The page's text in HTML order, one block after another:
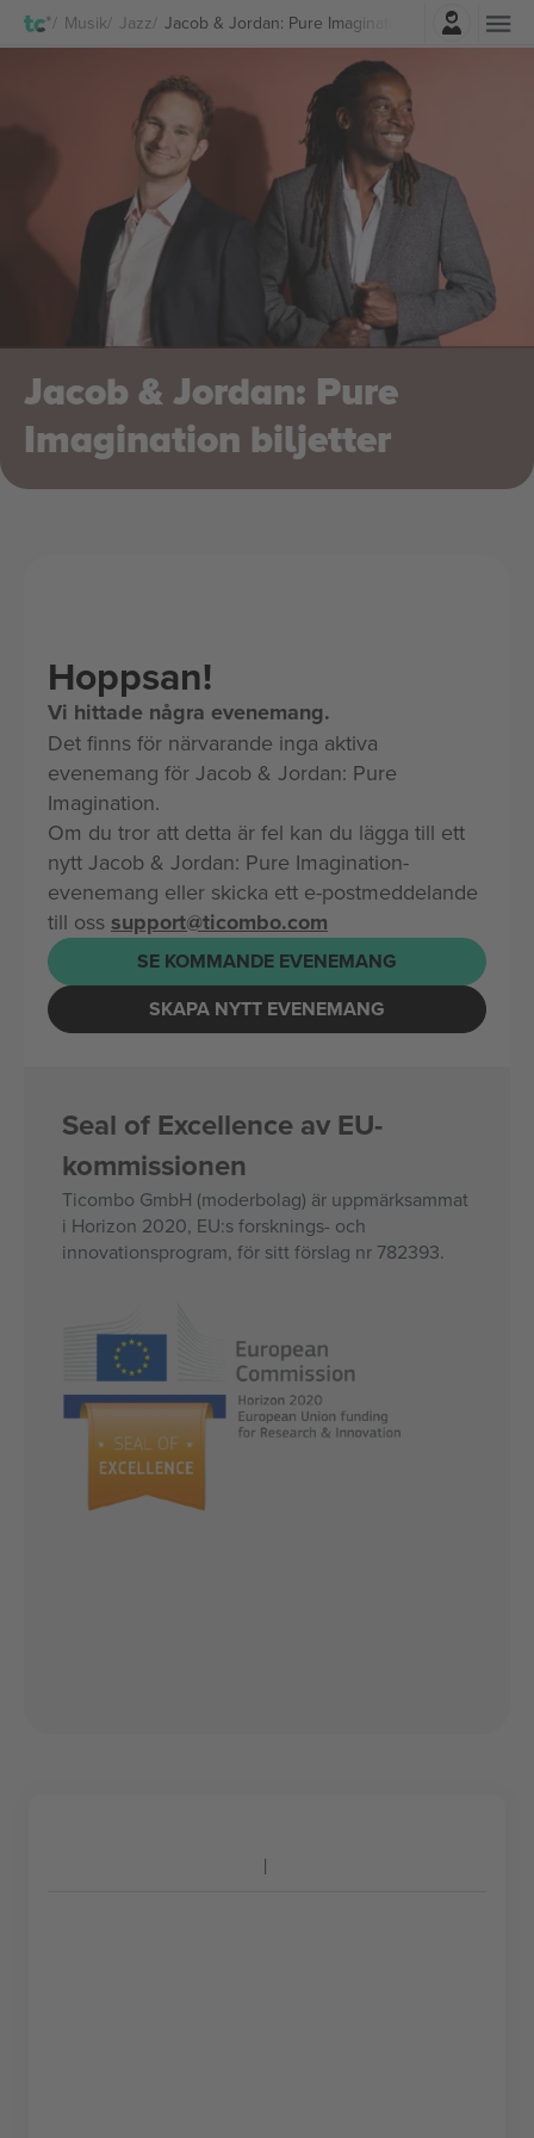
Musik Jazz Jacob & Jordan: Pure Imagination biljetter
Logga in
Jacob & Jordan: Pure
Imagination biljetter
Hoppsan!
Vi hittade några evenemang.
Det finns för närvarande inga aktiva
evenemang för Jacob & Jordan: Pure
Imagination.
Om du tror att detta är fel kan du lägga till ett
nytt Jacob & Jordan: Pure Imagination-
evenemang eller skicka ett e-postmeddelande
till oss support@ticombo.com
SE KOMMANDE EVENEMANG
SKAPA NYTT EVENEMANG
Seal of Excellence av EU-
kommissionen
Ticombo GmbH (moderbolag) är uppmärksammat
i Horizon 2020, EU:s forsknings- och
innovationsprogram, för sitt förslag nr 782393.